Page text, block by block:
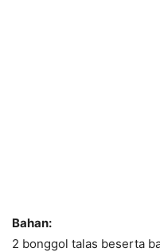
Bahan:
2 bonggol talas beserta